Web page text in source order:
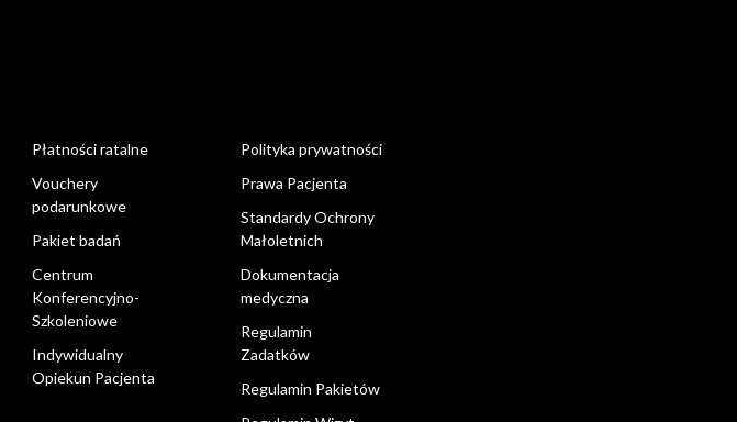
Płatności ratalne
Vouchery
podarunkowe
Pakiet badań
Centrum
Konferencyjno-
Szkoleniowe
Indywidualny
Opiekun Pacjenta
Polityka prywatności
Prawa Pacjenta
Standardy Ochrony
Małoletnich
Dokumentacja
medyczna
Regulamin
Zadatków
Regulamin Pakietów